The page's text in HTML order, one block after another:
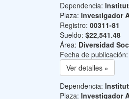
Dependencia:
Plaza: Investigador
Registro: 00311-81
Sueldo: $22,541.48
Área: Diversidad
Fecha de publicación:
Ver detalles »
Dependencia:
Plaza: Investigador